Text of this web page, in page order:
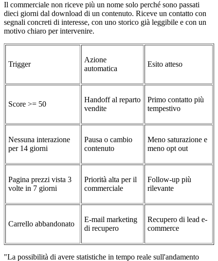
Il commerciale non riceve più un nome solo perché sono passati
dieci giorni dal download di un contenuto. Riceve un contatto con
segnali concreti di interesse, con uno storico già leggibile e con un
motivo chiaro per intervenire.
Trigger
Azione
automatica
Esito atteso
Score >= 50
Handoff al reparto
vendite
Primo contatto più
tempestivo
Nessuna interazione
per 14 giorni
Pausa o cambio
contenuto
Meno saturazione e
meno opt out
Pagina prezzi vista 3
volte in 7 giorni
Priorità alta per il
commerciale
Follow-up più
rilevante
Carrello abbandonato
E-mail marketing
di recupero
Recupero di lead e-
commerce
"La possibilità di avere statistiche in tempo reale sull'andamento